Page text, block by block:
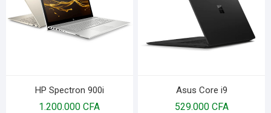
HP Spectron 900i
1.200.000CFA
Asus Core i9
529.000 CFA